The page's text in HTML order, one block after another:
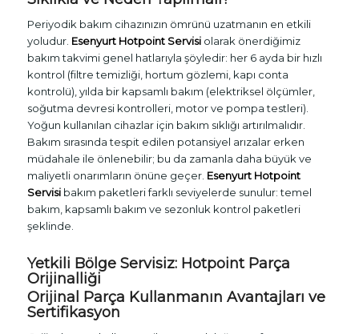
Periyodik bakım cihazınızın ömrünü uzatmanın en etkili
yoludur. Esenyurt Hotpoint Servisiolarak önerdiğimiz
bakım takvimi genel hatlarıyla şöyledir: her 6 ayda bir hızlı
kontrol (filtre temizliği, hortum gözlemi, kapı conta
kontrolü), yılda bir kapsamlı bakım (elektriksel ölçümler,
soğutma devresi kontrolleri, motor ve pompa testleri).
Yoğun kullanılan cihazlar için bakım sıklığı artırılmalıdır.
Bakım sırasında tespit edilen potansiyel arızalar erken
müdahale ile önlenebilir; bu da zamanla daha büyük ve
maliyetli onarımların önüne geçer. Esenyurt Hotpoint
Servisibakım paketleri farklı seviyelerde sunulur: temel
bakım, kapsamlı bakım ve sezonluk kontrol paketleri
şeklinde.
Yetkili Bölge Servisiz: Hotpoint Parça
Orijinalliği
Orijinal Parça Kullanmanın Avantajları ve
Sertifikasyon